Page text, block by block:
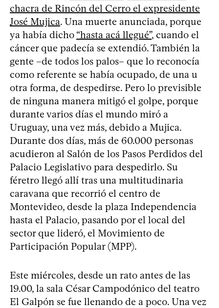
chacra de Rincón del Cerro el expresidente
José Mujica. Una muerte anunciada, porque
ya había dicho “hasta acá llegué”, cuando el
cáncer que padecía se extendió. También la
gente –de todos los palos– que lo reconocía
como referente se había ocupado, de una u
otra forma, de despedirse. Pero lo previsible
de ninguna manera mitigó el golpe, porque
durante varios días el mundo miró a
Uruguay, una vez más, debido a Mujica.
Durante dos días, más de 60.000 personas
acudieron al Salón de los Pasos Perdidos del
Palacio Legislativo para despedirlo. Su
féretro llegó allí tras una multitudinaria
caravana que recorrió el centro de
Montevideo, desde la plaza Independencia
hasta el Palacio, pasando por el local del
sector que lideró, el Movimiento de
Participación Popular (MPP).
Este miércoles, desde un rato antes de las
19.00, la sala César Campodónico del teatro
El Galpón se fue llenando de a poco. Una vez